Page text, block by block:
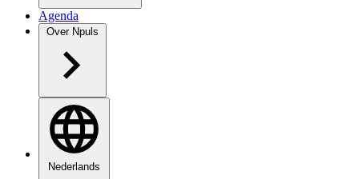
Agenda
Over Npuls
Nederlands